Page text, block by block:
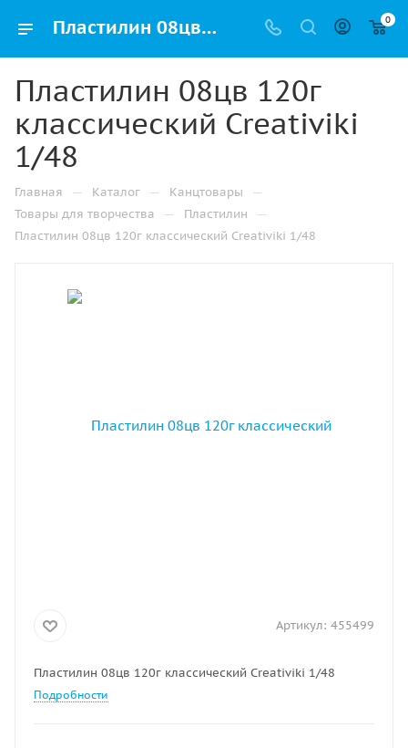
Пластилин 08цв 120г классический Creativiki 1/48 купить оптом и в розницу в Казани 0
Пластилин 08цв 120г
классический Creativiki
1/48
Главная — Каталог — Канцтовары —
Товары для творчества — Пластилин —
Пластилин 08цв 120г классический Creativiki 1/48
Артикул: 455499
Пластилин 08цв 120г классический Creativiki 1/48
Подробности